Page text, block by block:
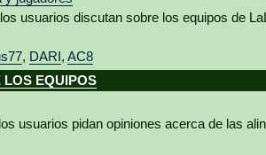
usuarios discutan sobre los equipos de
, DARI, AC8
LOS EQUIPOS
usuarios pidan opiniones acerca de las